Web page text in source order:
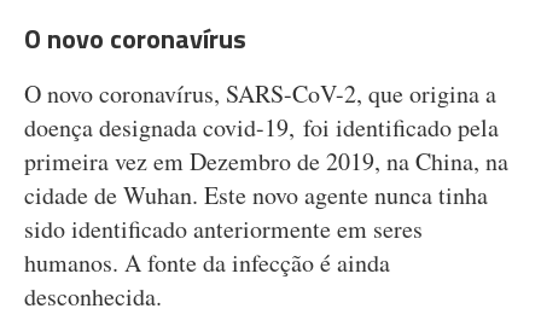
O novo coronavírus
O novo coronavírus, SARS-CoV-2, que origina a
doença designada covid-19, foi identificado pela
primeira vez em Dezembro de 2019, na China, na
cidade de Wuhan. Este novo agente nunca tinha
sido identificado anteriormente em seres
humanos. A fonte da infecção é ainda
desconhecida.